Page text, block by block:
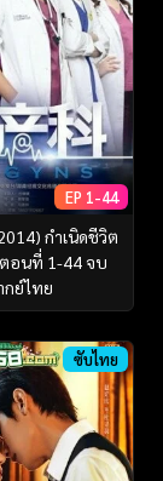
EP 1-44
กำเนิดชีวิต
อนที่ 1-44 จบ
ย์ไทย
ซับไทย